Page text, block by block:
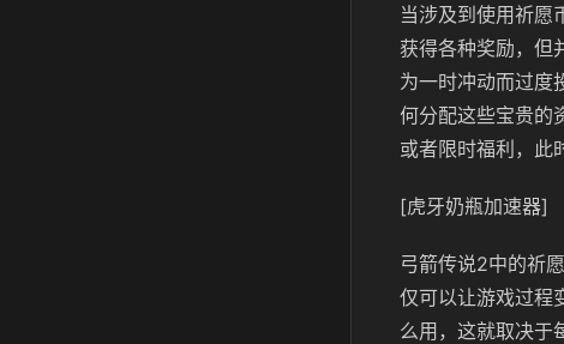
当涉及到使用祈愿
获得各种奖励，但
为一时冲动而过度
何分配这些宝贵的
或者限时福利，此
[虎牙奶瓶加速器]
弓箭传说2中的祈
仅可以让游戏过程
么用，这就取决于